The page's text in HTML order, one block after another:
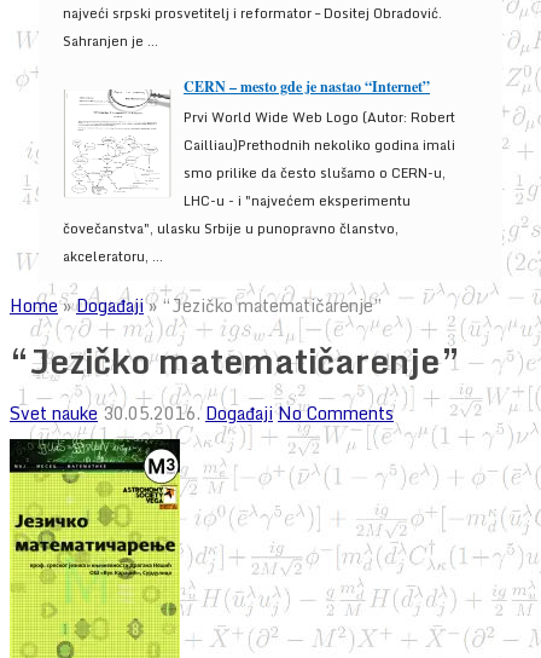
najveći srpski prosvetitelj i reformator – Dositej Obradović.
Sahranjen je ...
CERN – mesto gde je nastao “Internet”
Prvi World Wide Web Logo (Autor: Robert
Cailliau)Prethodnih nekoliko godina imali
smo prilike da često slušamo o CERN-u,
LHC-u - i "najvećem eksperimentu
čovečanstva", ulasku Srbije u punopravno članstvo,
akceleratoru, ...
Home»Događaji»“Jezičko matematičarenje”
“Jezičko matematičarenje”
Svet nauke30.05.2016. Događaji No Comments